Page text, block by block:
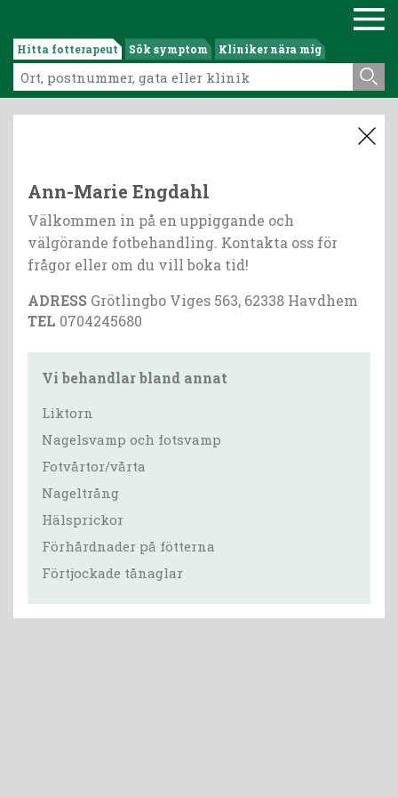
Hitta fotterapeut Sök symptom Kliniker nära mig
Ann-Marie Engdahl
Välkommen in på en uppiggande och
välgörande fotbehandling. Kontakta oss för
frågor eller om du vill boka tid!
ADRESS Grötlingbo Viges 563, 62338 Havdhem
TEL 0704245680
Vi behandlar bland annat
Liktorn
Nagelsvamp och fotsvamp
Fotvårtor/vårta
Nageltrång
Hälsprickor
Förhårdnader på fötterna
Förtjockade tånaglar